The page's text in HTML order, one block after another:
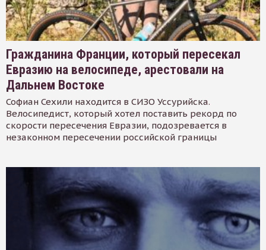
Гражданина Франции, который пересекал
Евразию на велосипеде, арестовали на
Дальнем Востоке
Софиан Сехили находится в СИЗО Уссурийска.
Велосипедист, который хотел поставить рекорд по
скорости пересечения Евразии, подозревается в
незаконном пересечении российской границы